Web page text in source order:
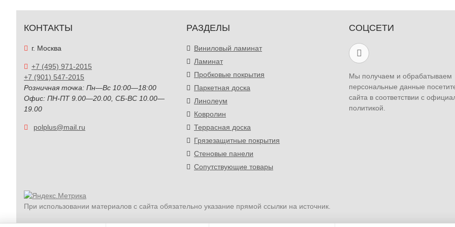
КОНТАКТЫ
г. Москва
+7 (495) 971-2015
+7 (901) 547-2015
Розничная точка: Пн—Вс 10:00—18:00
Офис: ПН-ПТ 9.00—20.00, СБ-ВС 10.00—
19.00
polplus@mail.ru
РАЗДЕЛЫ
Виниловый ламинат
Ламинат
Пробковые покрытия
Паркетная доска
Линолеум
Ковролин
Террасная доска
Грязезащитные покрытия
Стеновые панели
Сопутствующие товары
СОЦСЕТИ
Мы получаем и обрабатываем
персональные данные
сайта в соответствии с
политикой.
При использовании материалов с сайта обязательно указание прямой ссылки на источник.